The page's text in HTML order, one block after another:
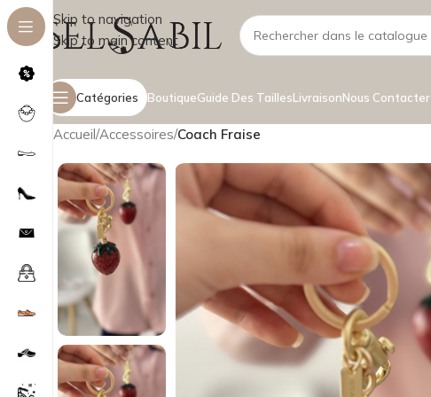
Skip to navigation
Skip to main content
Catégories BoutiqueGuide Des TaillesLivraisonNous Contacter
Accueil/Accessoires/Coach Fraise